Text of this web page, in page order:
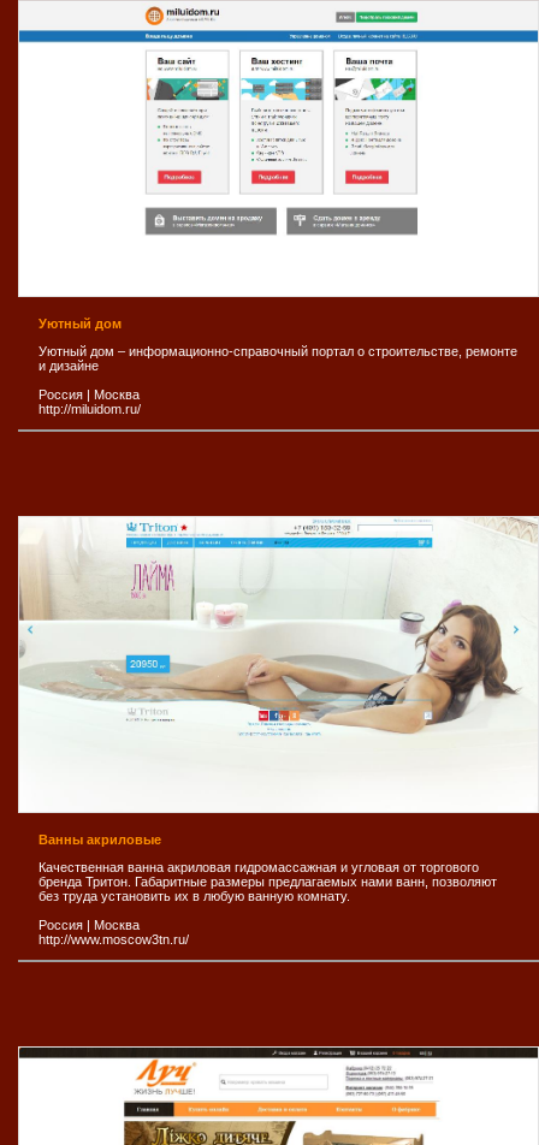
Уютный дом
Уютный дом – информационно-справочный портал о строительстве, ремонте
и дизайне
Россия | Москва
http://miluidom.ru/
Ванны акриловые
Качественная ванна акриловая гидромассажная и угловая от торгового
бренда Тритон. Габаритные размеры предлагаемых нами ванн, позволяют
без труда установить их в любую ванную комнату.
Россия | Москва
http://www.moscow3tn.ru/